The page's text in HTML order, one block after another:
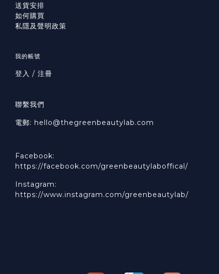
送貨安排
如何購買
私隱及聲明政策
我的帳號
登入 / 注冊
聯繫我們
電郵: hello@thegreenbeautylab.com
Facebook:
https://facebook.com/greenbeautylaboffical/
Instagram:
https://www.instagram.com/greenbeautylab/